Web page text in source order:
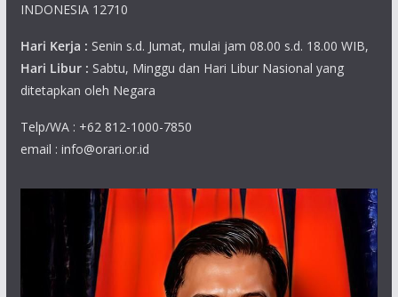
INDONESIA 12710
Hari Kerja : Senin s.d. Jumat, mulai jam 08.00 s.d. 18.00 WIB,
Hari Libur : Sabtu, Minggu dan Hari Libur Nasional yang
ditetapkan oleh Negara
Telp/WA : +62 812-1000-7850
email : info@orari.or.id